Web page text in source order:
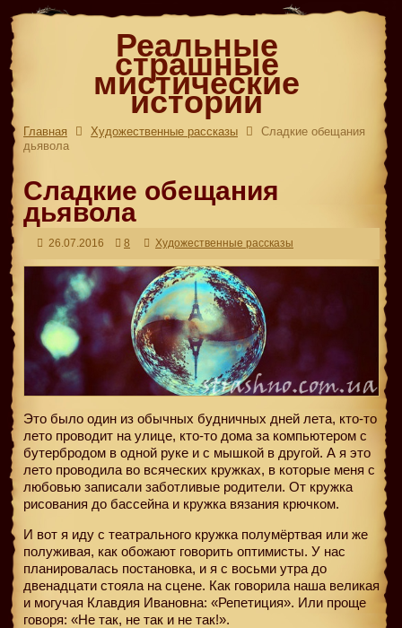
Реальные
страшные
мистические
истории
Главная Художественные рассказы
Сладкие обещания
дьявола
Сладкие обещания
дьявола
26.07.2016 8 Художественные рассказы
Это было один из обычных будничных дней лета, кто-то
лето проводит на улице, кто-то дома за компьютером с
бутербродом в одной руке и с мышкой в другой. А я это
лето проводила во всяческих кружках, в которые меня с
любовью записали заботливые родители. От кружка
рисования до бассейна и кружка вязания крючком.
И вот я иду с театрального кружка полумёртвая или же
полуживая, как обожают говорить оптимисты. У нас
планировалась постановка, и я с восьми утра до
двенадцати стояла на сцене. Как говорила наша великая
и могучая Клавдия Ивановна: «Репетиция». Или проще
говоря: «Не так, не так и не так!».